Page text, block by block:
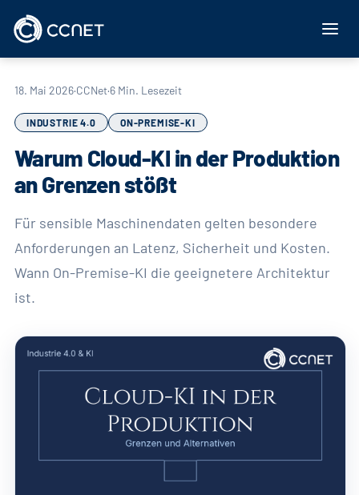
18. Mai 2026·CCNet·6 Min. Lesezeit
INDUSTRIE 4.0 ON-PREMISE-KI
Warum Cloud-KI in der Produktion
an Grenzen stößt
Für sensible Maschinendaten gelten besondere
Anforderungen an Latenz, Sicherheit und Kosten.
Wann On-Premise-KI die geeignetere Architektur
ist.